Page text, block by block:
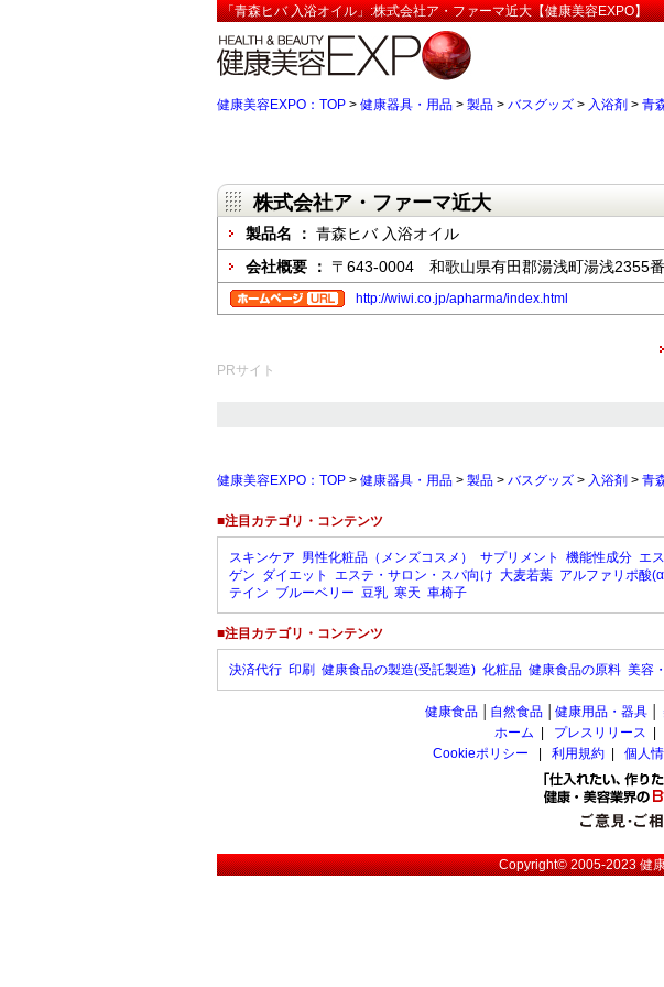
「青森ヒバ 入浴オイル」:株式会社ア・ファーマ近大【健康美容EXPO】
健康美容EXPO：TOP > 健康器具・用品 > 製品 > バスグッズ > 入浴剤 > 青
株式会社ア・ファーマ近大
製品名 ： 青森ヒバ 入浴オイル
会社概要 ： 〒643-0004 和歌山県有田郡湯浅町湯浅2355
http://wiwi.co.jp/apharma/index.html
PRサイト
健康美容EXPO：TOP > 健康器具・用品 > 製品 > バスグッズ > 入浴剤 > 青
■注目カテゴリ・コンテンツ
スキンケア 男性化粧品（メンズコスメ） サプリメント 機能性成分 エ
ゲン ダイエット エステ・サロン・スパ向け 大麦若葉 アルファリポ酸
テイン ブルーベリー 豆乳 寒天 車椅子
■注目カテゴリ・コンテンツ
決済代行 印刷 健康食品の製造(受託製造) 化粧品 健康食品の原料 美容
健康食品 自然食品 健康用品・器具
ホーム
プレスリリース
Cookieポリシー
利用規約 個人
Copyright© 2005-2023健